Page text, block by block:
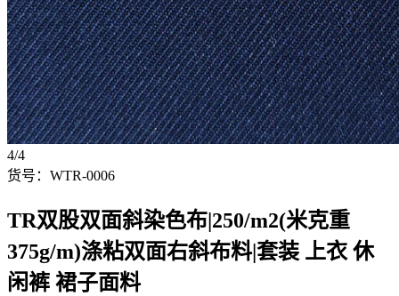
4/4
货号：WTR-0006
TR双股双面斜染色布|250/m2(米克重
375g/m)涤粘双面右斜布料|套装 上衣 休
闲裤 裙子面料